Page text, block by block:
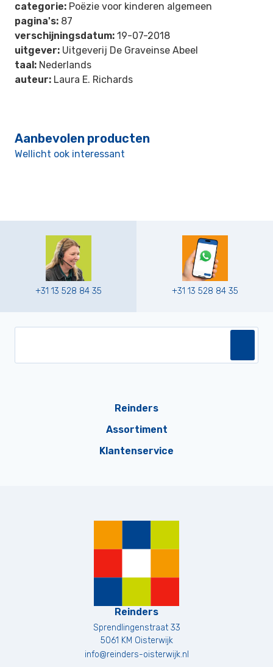
categorie: Poëzie voor kinderen algemeen
pagina's: 87
verschijningsdatum: 19-07-2018
uitgever: Uitgeverij De Graveinse Abeel
taal: Nederlands
auteur: Laura E. Richards
Aanbevolen producten
Wellicht ook interessant
+31 13 528 84 35 +31 13 528 84 35
Reinders
Assortiment
Klantenservice
Reinders
Sprendlingenstraat 33
5061 KM Oisterwijk
info@reinders-oisterwijk.nl